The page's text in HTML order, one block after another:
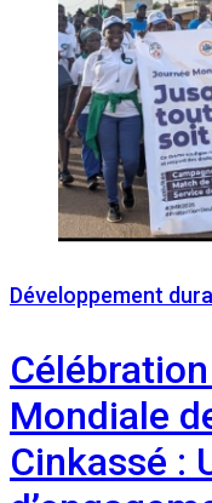
Développement
Mondiale
Cinkassé :